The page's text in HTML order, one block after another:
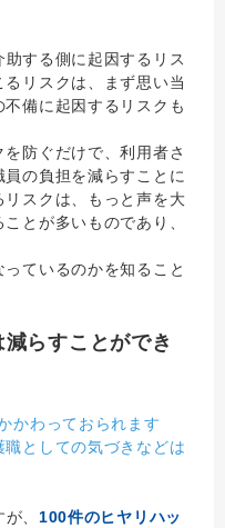
助する側に起因するリス
リスクは、まず思い当
備に起因するリスクも
防ぐだけで、利用者さ
の負担を減らすことに
リスクは、もっと声を大
とが多いものであり、
ているのかを知ること
らすことができ
かわっておられます
としての気づきなどは
、 100件のヒヤリハッ